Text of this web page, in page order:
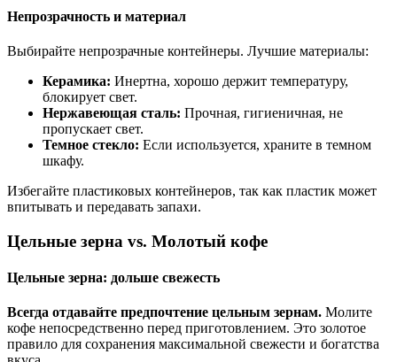
Непрозрачность и материал
Выбирайте непрозрачные контейнеры. Лучшие материалы:
Керамика: Инертна, хорошо держит температуру,
блокирует свет.
Нержавеющая сталь: Прочная, гигиеничная, не
пропускает свет.
Темное стекло: Если используется, храните в темном
шкафу.
Избегайте пластиковых контейнеров, так как пластик может
впитывать и передавать запахи.
Цельные зерна vs. Молотый кофе
Цельные зерна: дольше свежесть
Всегда отдавайте предпочтение цельным зернам. Молите
кофе непосредственно перед приготовлением. Это золотое
правило для сохранения максимальной свежести и богатства